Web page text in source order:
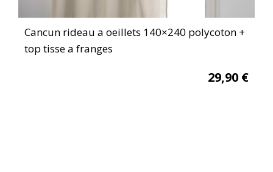
Cancun rideau a oeillets 140×240 polycoton +
top tisse a franges
29,90 €